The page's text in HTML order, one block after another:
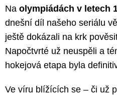
Na olympiádách v letech
dnešní díl našeho seriálu
ještě dokázali na krk
Napočtvrté už neuspěli a
hokejová etapa byla
Ve víru blížících se – či už